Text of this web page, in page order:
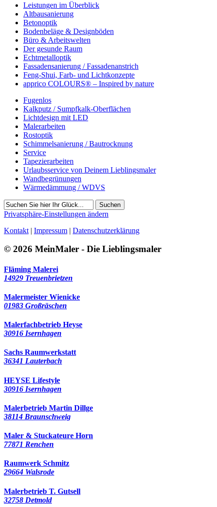
Leistungen im Überblick
Altbausanierung
Betonoptik
Bodenbeläge & Designböden
Büro & Arbeitswelten
Der gesunde Raum
Echtmetalloptik
Fassadensanierung / Fassadenanstrich
Feng-Shui, Farb- und Lichtkonzepte
apprico COLOURS® – Inspired by nature
Fugenlos
Kalkputz / Sumpfkalk-Oberflächen
Lichtdesign mit LED
Malerarbeiten
Rostoptik
Schimmelsanierung / Bautrocknung
Service
Tapezierarbeiten
Urlaubsservice von Deinem Lieblingsmaler
Wandbegrünungen
Wärmedämmung / WDVS
Suchen
Privatsphäre-Einstellungen ändern
Kontakt | Impressum | Datenschutzerklärung
© 2026 MeinMaler - Die Lieblingsmaler
Fläming Malerei
14929 Treuenbrietzen
Malermeister Wienicke
01983 Großräschen
Malerfachbetrieb Heyse
30916 Isernhagen
Sachs Raumwerkstatt
36341 Lauterbach
HEYSE Lifestyle
30916 Isernhagen
Malerbetrieb Martin Dillge
38114 Braunschweig
Maler & Stuckateure Horn
77871 Renchen
Raumwerk Schmitz
29664 Walsrode
Malerbetrieb T. Gutsell
32758 Detmold